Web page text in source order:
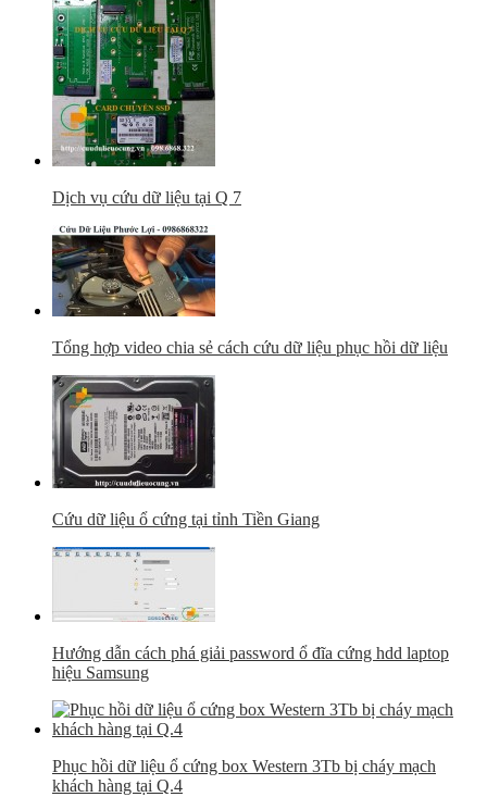
Dịch vụ cứu dữ liệu tại Q 7
Tổng hợp video chia sẻ cách cứu dữ liệu phục hồi dữ liệu
Cứu dữ liệu ổ cứng tại tỉnh Tiền Giang
Hướng dẫn cách phá giải password ổ đĩa cứng hdd laptop
hiệu Samsung
Phục hồi dữ liệu ổ cứng box Western 3Tb bị cháy mạch
khách hàng tại Q.4